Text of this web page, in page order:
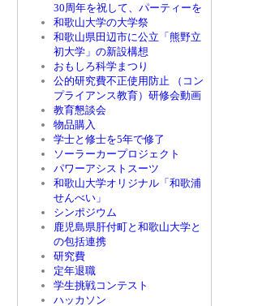
30周年を祝して、パーティーを
和歌山大学の大学祭
和歌山県田辺市に公立「熊野立
初大学」の新設構想
おもしろ科学まつり
公的研究費不正使用防止 （コン
プライアンス教育）研修会動画
教育懇談会
物品購入
学士と修士を5年で修了
ソーラーカープロジェクト
パワーアシストスーツ
和歌山大学オリジナル「和歌浦
せんべい」
シンポジウム
鹿児島県肝付町と和歌山大学と
の包括連携
研究費
定年退職
学生挑戦コンテスト
ハッカソン